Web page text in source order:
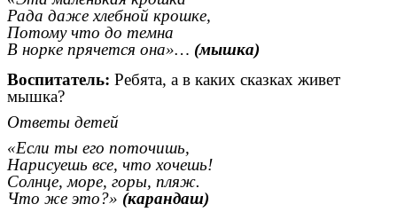
Рада даже хлебной крошке,
Потому что до темна
В норке прячется она»… (мышка)
Воспитатель: Ребята, а в каких сказках живет
мышка?
Ответы детей
«Если ты его поточишь,
Нарисуешь все, что хочешь!
Солнце, море, горы, пляж.
Что же это?» (карандаш)